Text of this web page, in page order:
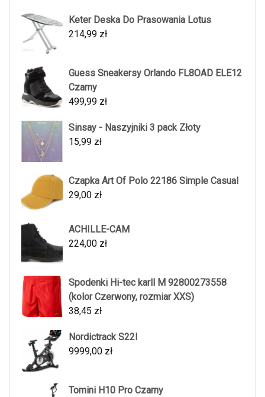
Keter Deska Do Prasowania Lotus
214,99 zł
Guess Sneakersy Orlando FL8OAD ELE12
Czarny
499,99 zł
Sinsay - Naszyjniki 3 pack Złoty
15,99 zł
Czapka Art Of Polo 22186 Simple Casual
29,00 zł
ACHILLE-CAM
224,00 zł
Spodenki Hi-tec karll M 92800273558
(kolor Czerwony, rozmiar XXS)
38,45 zł
Nordictrack S22I
9999,00 zł
Tomini H10 Pro Czarny